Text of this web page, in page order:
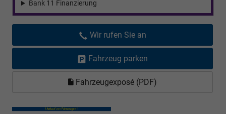
Bank 11 Finanzierung
Wir rufen Sie an
Fahrzeug parken
Fahrzeugexposé (PDF)